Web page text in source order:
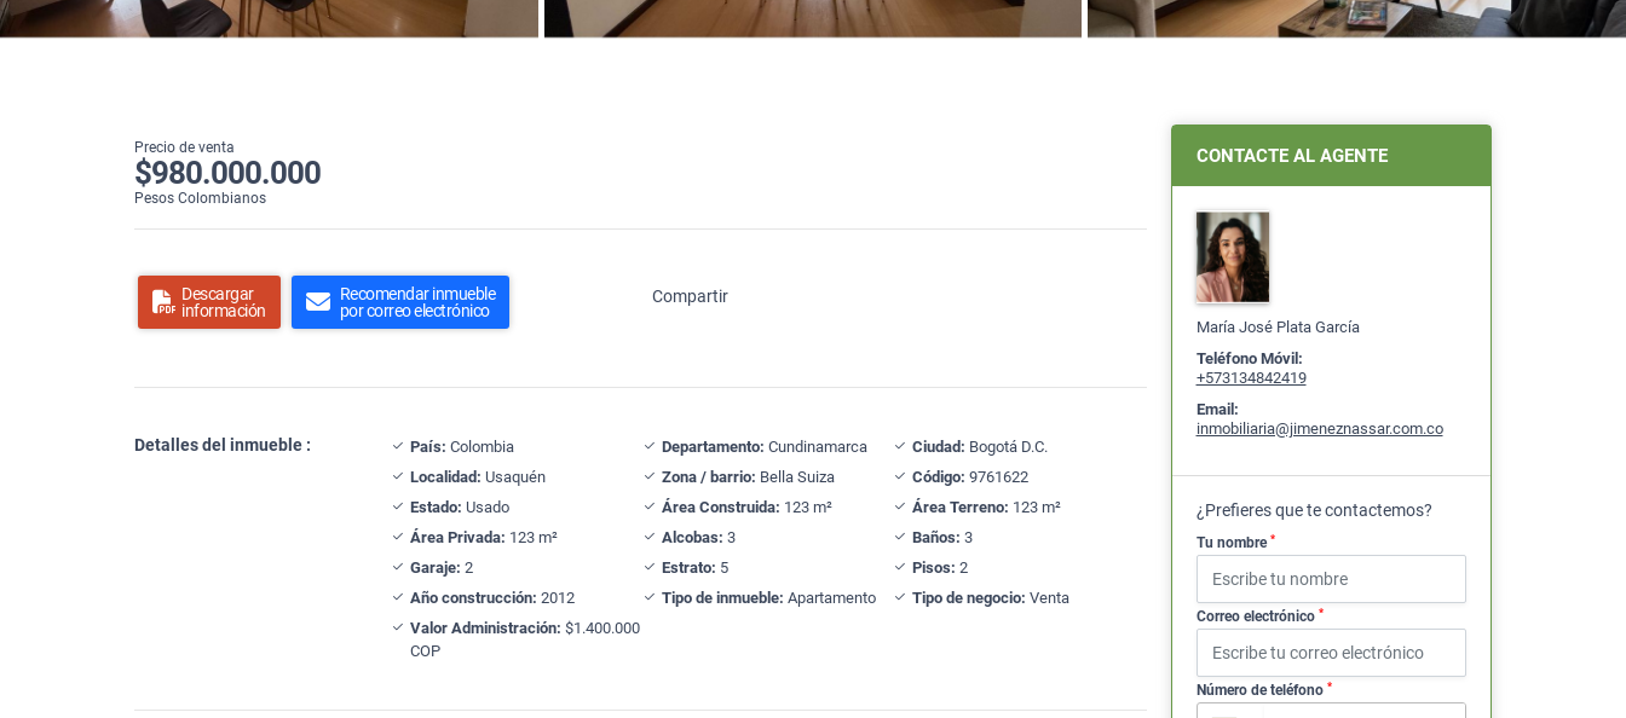
Precio de venta
$980.000.000
Pesos Colombianos
Descargar
información
Recomendar inmueble
por correo electrónico
Compartir
Detalles del inmueble : País: Colombia Departamento: Cundinamarca Ciudad: Bogotá D.C.
Localidad: Usaquén Zona / barrio: Bella Suiza Código: 9761622
Estado: Usado Área Construida: 123 m² Área Terreno: 123 m²
Área Privada: 123 m² Alcobas: 3 Baños: 3
Garaje: 2 Estrato: 5 Pisos: 2
Año construcción: 2012 Tipo de inmueble: Apartamento Tipo de negocio: Venta
Valor Administración: $1.400.000
COP
CONTACTE AL AGENTE
María José Plata García
Teléfono Móvil:
+573134842419
Email:
inmobiliaria@jimeneznassar.com.co
¿Prefieres que te contactemos?
Tu nombre *
Correo electrónico *
Número de teléfono *